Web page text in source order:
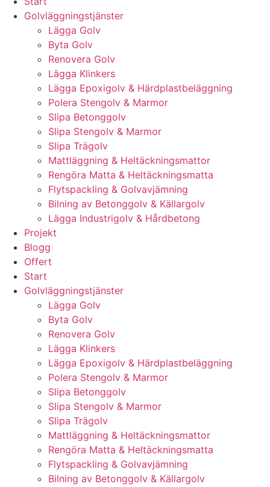
Golvläggningstjänster
Lägga Golv
Byta Golv
Renovera Golv
Lägga Klinkers
Lägga Epoxigolv & Härdplastbeläggning
Polera Stengolv & Marmor
Slipa Betonggolv
Slipa Stengolv & Marmor
Slipa Trägolv
Mattläggning & Heltäckningsmattor
Rengöra Matta & Heltäckningsmatta
Flytspackling & Golvavjämning
Bilning av Betonggolv & Källargolv
Lägga Industrigolv & Hårdbetong
Projekt
Blogg
Offert
Start
Golvläggningstjänster
Lägga Golv
Byta Golv
Renovera Golv
Lägga Klinkers
Lägga Epoxigolv & Härdplastbeläggning
Polera Stengolv & Marmor
Slipa Betonggolv
Slipa Stengolv & Marmor
Slipa Trägolv
Mattläggning & Heltäckningsmattor
Rengöra Matta & Heltäckningsmatta
Flytspackling & Golvavjämning
Bilning av Betonggolv & Källargolv